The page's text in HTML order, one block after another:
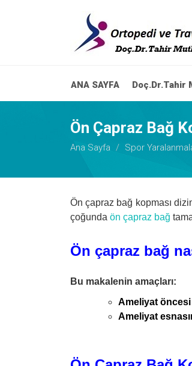
ANA SAYFA Doç.Dr.Tahir
Ön Çapraz Bağ
Ana Sayfa Spor
Ön çapraz bağ kopması
çoğunda ön çapraz bağ
Ön çapraz bağ
Bu makalenin amaçları:
Ameliyat öncesi
Ameliyat